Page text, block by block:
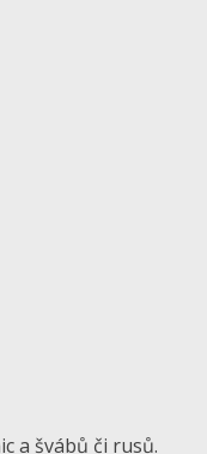
a švábů či rusů.